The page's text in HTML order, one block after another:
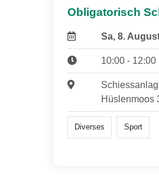
Obligatorisch
Sa, 8.
10:00 - 12:00
Hüslenmoos
Diverses Sport